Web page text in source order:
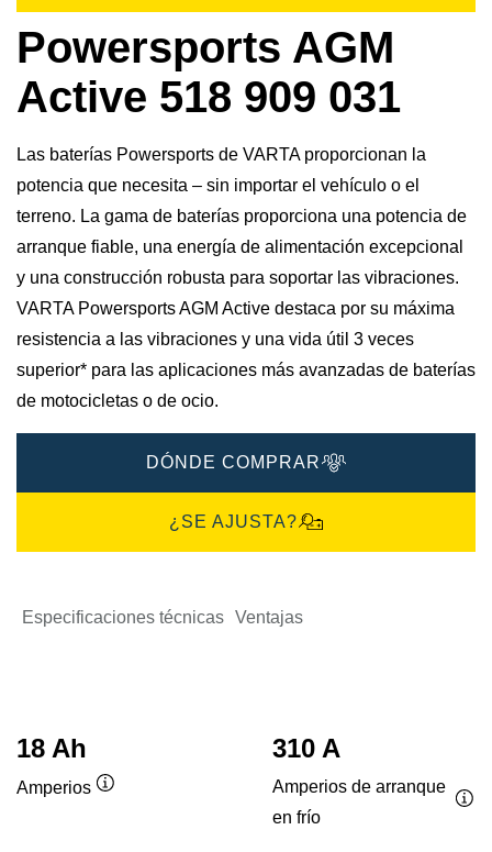
Powersports AGM
Active 518 909 031
Las baterías Powersports de VARTA proporcionan la
potencia que necesita – sin importar el vehículo o el
terreno. La gama de baterías proporciona una potencia de
arranque fiable, una energía de alimentación excepcional
y una construcción robusta para soportar las vibraciones.
VARTA Powersports AGM Active destaca por su máxima
resistencia a las vibraciones y una vida útil 3 veces
superior* para las aplicaciones más avanzadas de baterías
de motocicletas o de ocio.
DÓNDE COMPRAR
¿SE AJUSTA?
Especificaciones técnicas Ventajas
18 Ah
Amperios
310 A
Amperios de arranque
en frío